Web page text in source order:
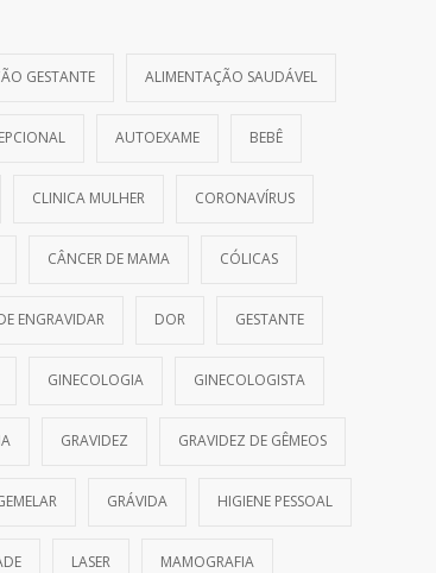
GESTANTE ALIMENTAÇÃO SAUDÁVEL
AUTOEXAME BEBÊ
CLINICA MULHER CORONAVÍRUS
CÂNCER DE MAMA CÓLICAS
ENGRAVIDAR DOR GESTANTE
GINECOLOGIA GINECOLOGISTA
GRAVIDEZ GRAVIDEZ DE GÊMEOS
GRÁVIDA HIGIENE PESSOAL
LASER MAMOGRAFIA